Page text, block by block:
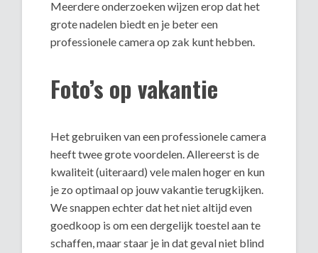
Meerdere onderzoeken wijzen erop dat het
grote nadelen biedt en je beter een
professionele camera op zak kunt hebben.
Foto’s op vakantie
Het gebruiken van een professionele camera
heeft twee grote voordelen. Allereerst is de
kwaliteit (uiteraard) vele malen hoger en kun
je zo optimaal op jouw vakantie terugkijken.
We snappen echter dat het niet altijd even
goedkoop is om een dergelijk toestel aan te
schaffen, maar staar je in dat geval niet blind